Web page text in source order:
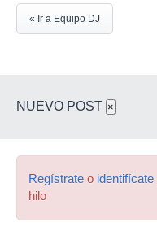
« Ir a Equipo DJ
NUEVO POST ×
Regístrate o identifícate
hilo